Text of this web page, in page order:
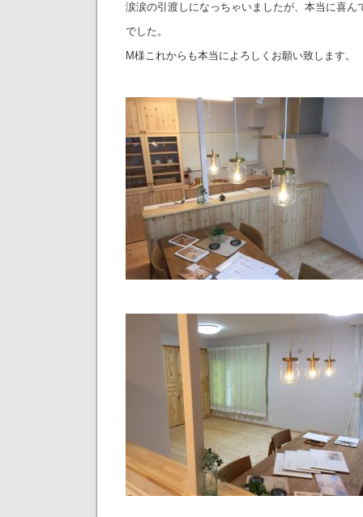
涙涙の引渡しになっちゃいましたが、本当に喜ん
でした。
M様これからも本当によろしくお願い致します。